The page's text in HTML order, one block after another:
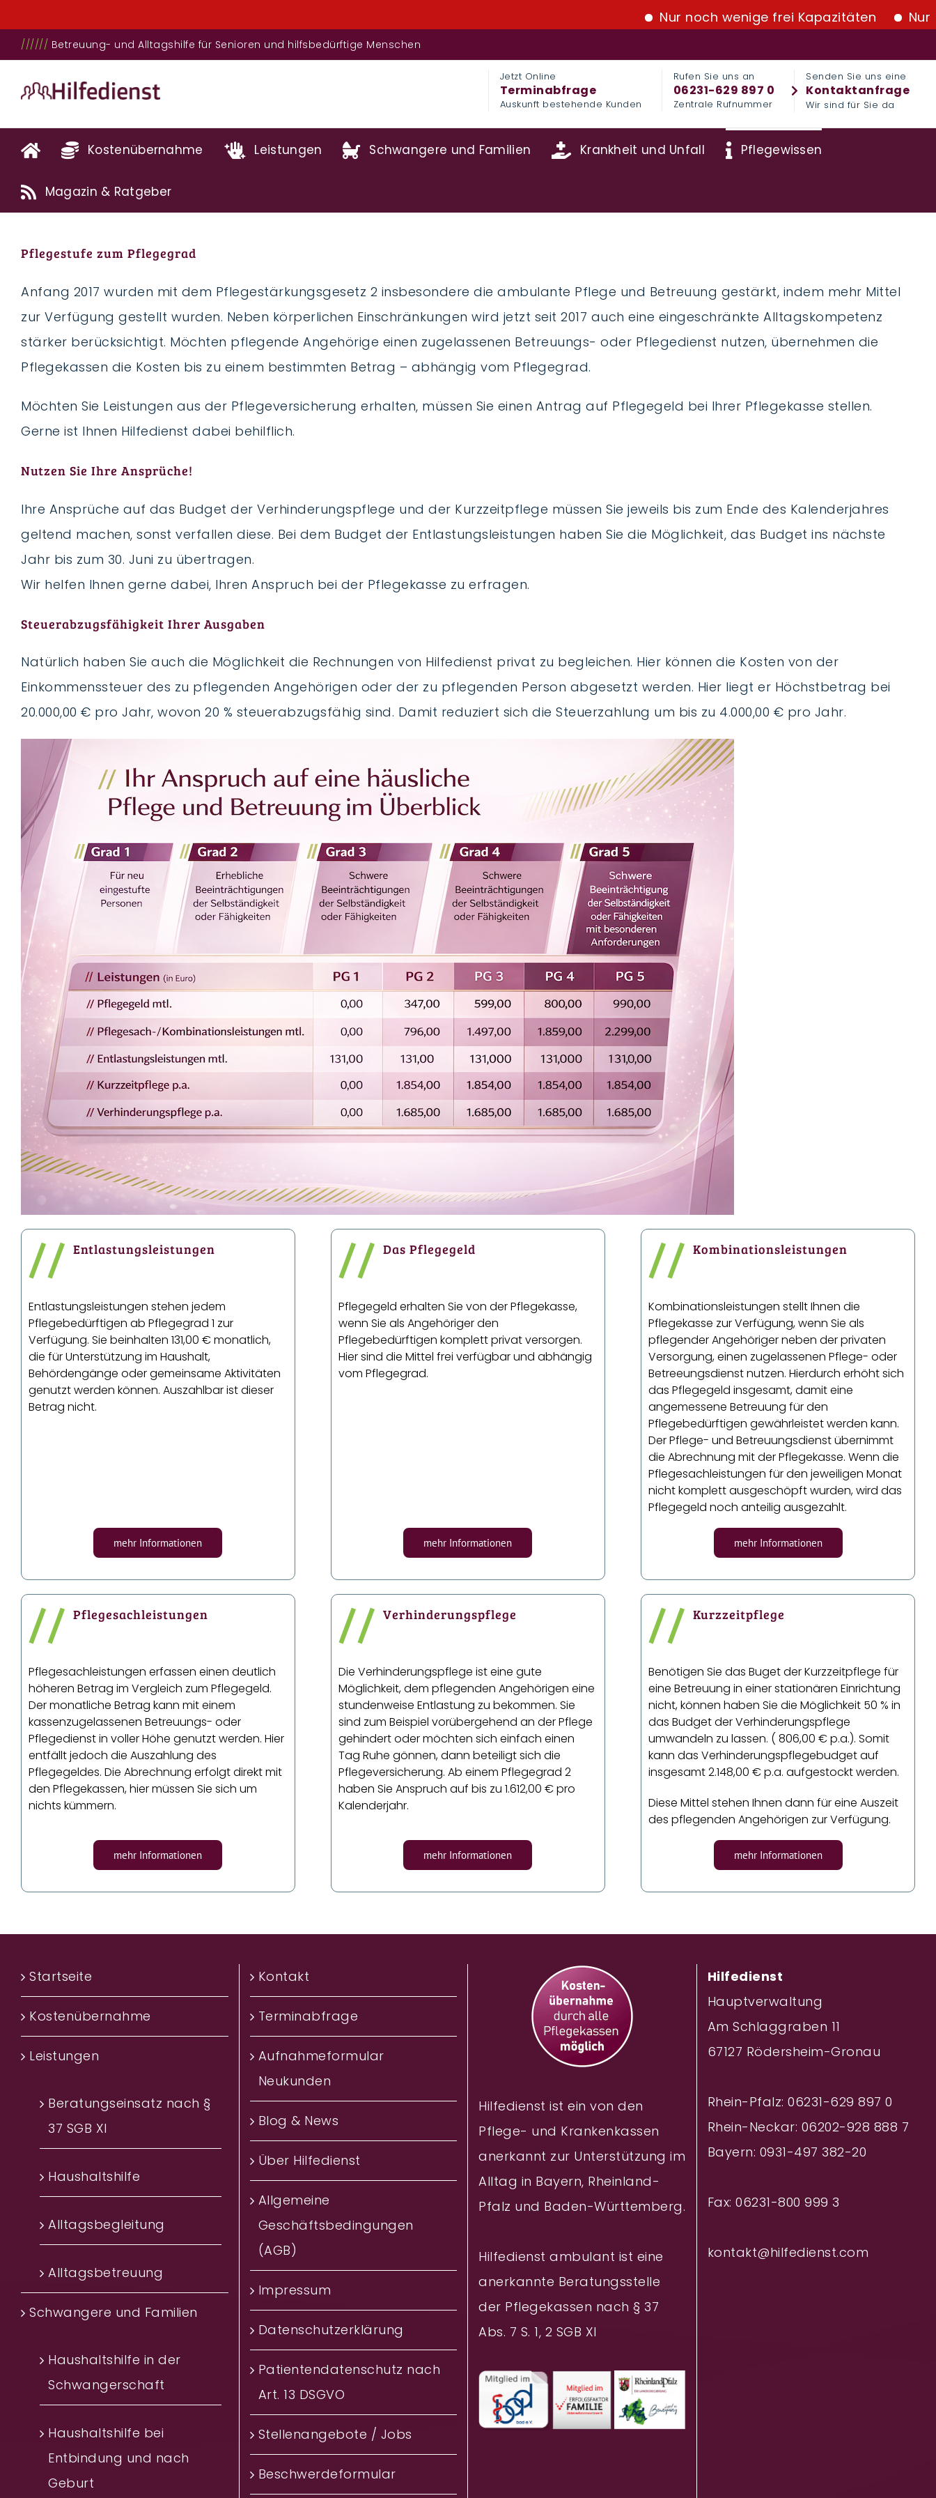
Nur noch wenige frei Kapazitäten
Nur noch
Zum
Inhalt
springen
////// Betreuung- und Alltagshilfe für Senioren und hilfsbedürftige Menschen
Jetzt Online
Terminabfrage
Auskunft bestehende Kunden
Rufen Sie uns an
06231-629 897 0
Zentrale Rufnummer
Senden Sie uns eine
Kontaktanfrage
Wir sind für Sie da
Kostenübernahme Leistungen Schwangere und Familien Krankheit und Unfall Pflegewissen
Magazin & Ratgeber
Pflegestufe zum Pflegegrad
Anfang 2017 wurden mit dem Pflegestärkungsgesetz 2 insbesondere die ambulante Pflege und Betreuung gestärkt, indem mehr Mittel
zur Verfügung gestellt wurden. Neben körperlichen Einschränkungen wird jetzt seit 2017 auch eine eingeschränkte Alltagskompetenz
stärker berücksichtigt. Möchten pflegende Angehörige einen zugelassenen Betreuungs- oder Pflegedienst nutzen, übernehmen die
Pflegekassen die Kosten bis zu einem bestimmten Betrag – abhängig vom Pflegegrad.
Möchten Sie Leistungen aus der Pflegeversicherung erhalten, müssen Sie einen Antrag auf Pflegegeld bei Ihrer Pflegekasse stellen.
Gerne ist Ihnen Hilfedienst dabei behilflich.
Nutzen Sie Ihre Ansprüche!
Ihre Ansprüche auf das Budget der Verhinderungspflege und der Kurzzeitpflege müssen Sie jeweils bis zum Ende des Kalenderjahres
geltend machen, sonst verfallen diese. Bei dem Budget der Entlastungsleistungen haben Sie die Möglichkeit, das Budget ins nächste
Jahr bis zum 30. Juni zu übertragen.
Wir helfen Ihnen gerne dabei, Ihren Anspruch bei der Pflegekasse zu erfragen.
Steuerabzugsfähigkeit Ihrer Ausgaben
Natürlich haben Sie auch die Möglichkeit die Rechnungen von Hilfedienst privat zu begleichen. Hier können die Kosten von der
Einkommenssteuer des zu pflegenden Angehörigen oder der zu pflegenden Person abgesetzt werden. Hier liegt er Höchstbetrag bei
20.000,00 € pro Jahr, wovon 20 % steuerabzugsfähig sind. Damit reduziert sich die Steuerzahlung um bis zu 4.000,00 € pro Jahr.
// Entlastungsleistungen
Entlastungsleistungen stehen jedem
Pflegebedürftigen ab Pflegegrad 1 zur
Verfügung. Sie beinhalten 131,00 € monatlich,
die für Unterstützung im Haushalt,
Behördengänge oder gemeinsame Aktivitäten
genutzt werden können. Auszahlbar ist dieser
Betrag nicht.
mehr Informationen
// Das Pflegegeld
Pflegegeld erhalten Sie von der Pflegekasse,
wenn Sie als Angehöriger den
Pflegebedürftigen komplett privat versorgen.
Hier sind die Mittel frei verfügbar und abhängig
vom Pflegegrad.
mehr Informationen
// Kombinationsleistungen
Kombinationsleistungen stellt Ihnen die
Pflegekasse zur Verfügung, wenn Sie als
pflegender Angehöriger neben der privaten
Versorgung, einen zugelassenen Pflege- oder
Betreeungsdienst nutzen. Hierdurch erhöht sich
das Pflegegeld insgesamt, damit eine
angemessene Betreuung für den
Pflegebedürftigen gewährleistet werden kann.
Der Pflege- und Betreuungsdienst übernimmt
die Abrechnung mit der Pflegekasse. Wenn die
Pflegesachleistungen für den jeweiligen Monat
nicht komplett ausgeschöpft wurden, wird das
Pflegegeld noch anteilig ausgezahlt.
mehr Informationen
// Pflegesachleistungen
Pflegesachleistungen erfassen einen deutlich
höheren Betrag im Vergleich zum Pflegegeld.
Der monatliche Betrag kann mit einem
kassenzugelassenen Betreuungs- oder
Pflegedienst in voller Höhe genutzt werden. Hier
entfällt jedoch die Auszahlung des
Pflegegeldes. Die Abrechnung erfolgt direkt mit
den Pflegekassen, hier müssen Sie sich um
nichts kümmern.
mehr Informationen
// Verhinderungspflege
Die Verhinderungspflege ist eine gute
Möglichkeit, dem pflegenden Angehörigen eine
stundenweise Entlastung zu bekommen. Sie
sind zum Beispiel vorübergehend an der Pflege
gehindert oder möchten sich einfach einen
Tag Ruhe gönnen, dann beteiligt sich die
Pflegeversicherung. Ab einem Pflegegrad 2
haben Sie Anspruch auf bis zu 1.612,00 € pro
Kalenderjahr.
mehr Informationen
// Kurzzeitpflege
Benötigen Sie das Buget der Kurzzeitpflege für
eine Betreuung in einer stationären Einrichtung
nicht, können haben Sie die Möglichkeit 50 % in
das Budget der Verhinderungspflege
umwandeln zu lassen. ( 806,00 € p.a.). Somit
kann das Verhinderungspflegebudget auf
insgesamt 2.148,00 € p.a. aufgestockt werden.
Diese Mittel stehen Ihnen dann für eine Auszeit
des pflegenden Angehörigen zur Verfügung.
mehr Informationen
Startseite
Kostenübernahme
Leistungen
Beratungseinsatz nach §
37 SGB XI
Haushaltshilfe
Alltagsbegleitung
Alltagsbetreuung
Schwangere und Familien
Haushaltshilfe in der
Schwangerschaft
Haushaltshilfe bei
Entbindung und nach
Geburt
Kontakt
Terminabfrage
Aufnahmeformular
Neukunden
Blog & News
Über Hilfedienst
Allgemeine
Geschäftsbedingungen
(AGB)
Impressum
Datenschutzerklärung
Patientendatenschutz nach
Art. 13 DSGVO
Stellenangebote / Jobs
Beschwerdeformular
Hilfedienst ist ein von den
Pflege- und Krankenkassen
anerkannt zur Unterstützung im
Alltag in Bayern, Rheinland-
Pfalz und Baden-Württemberg.
Hilfedienst ambulant ist eine
anerkannte Beratungsstelle
der Pflegekassen nach § 37
Abs. 7 S. 1, 2 SGB XI
Hilfedienst
Hauptverwaltung
Am Schlaggraben 11
67127 Rödersheim-Gronau
Rhein-Pfalz: 06231-629 897 0
Rhein-Neckar: 06202-928 888 7
Bayern: 0931-497 382-20
Fax: 06231-800 999 3
kontakt@hilfedienst.com